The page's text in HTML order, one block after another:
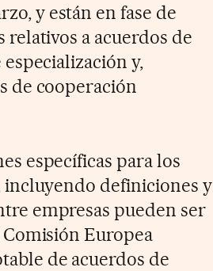
y están en fase de
a acuerdos de
y,
de cooperación
específicas para los
incluyendo definiciones y
empresas pueden ser
Europea
de acuerdos de